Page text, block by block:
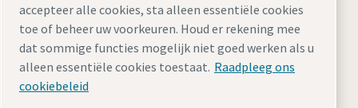
Juridische kennisgevingen en privacyverklaringen
Cookie-instellingen beheren
accepteer alle cookies, sta alleen essentiële cookies
toe of beheer uw voorkeuren. Houd er rekening mee
dat sommige functies mogelijk niet goed werken als u
alleen essentiële cookies toestaat. Raadpleeg ons
cookiebeleid